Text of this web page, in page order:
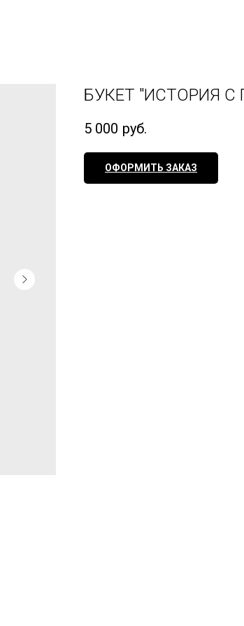
БУКЕТ "ИСТОРИЯ
5 000 руб.
ОФОРМИТЬ ЗАКАЗ